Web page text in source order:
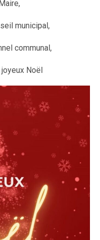
municipal,
communal,
Noël